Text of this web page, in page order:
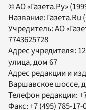
© АО «Газета.Ру»
Название: Газета.Ru
Учредитель:АО
7743625728
Адрес учредителя:
улица, дом 67
Адрес редакции и
Варшавское шоссе,
Телефон редакции:
Факс:+7 (495) 785-17-